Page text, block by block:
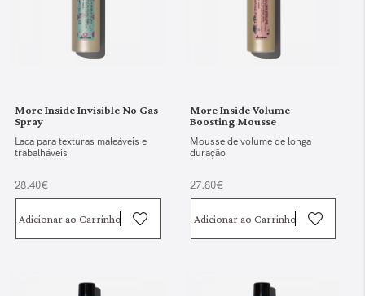
More Inside Invisible No Gas
Spray
Laca para texturas maleáveis e
trabalháveis
28.40€
Adicionar ao Carrinho
More Inside Volume
Boosting Mousse
Mousse de volume de longa
duração
27.80€
Adicionar ao Carrinho